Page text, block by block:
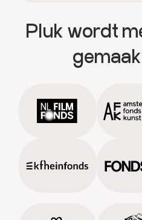
Pluk wordt